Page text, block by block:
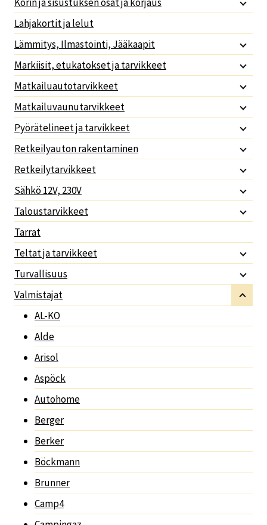
Lahjakortit ja lelut
Lämmitys, Ilmastointi, Jääkaapit
Markiisit, etukatokset ja tarvikkeet
Matkailuautotarvikkeet
Matkailuvaunutarvikkeet
Pyörätelineet ja tarvikkeet
Retkeilyauton rakentaminen
Retkeilytarvikkeet
Sähkö 12V, 230V
Taloustarvikkeet
Tarrat
Teltat ja tarvikkeet
Turvallisuus
Valmistajat
AL-KO
Alde
Arisol
Aspöck
Autohome
Berger
Berker
Böckmann
Brunner
Camp4